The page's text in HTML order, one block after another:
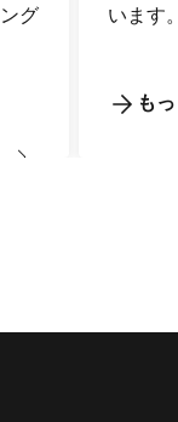
グ
います
も